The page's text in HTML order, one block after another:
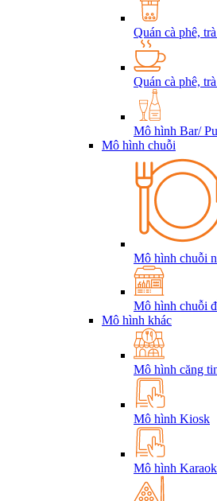
Quán cà phê,
Quán cà phê,
Mô hình Bar/
Mô hình chuỗi
Mô hình chuỗi
Mô hình chuỗi
Mô hình khác
Mô hình căng
Mô hình Kiosk
Mô hình